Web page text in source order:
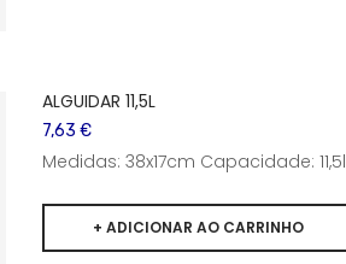
ALGUIDAR 11,5L
7,63 €
Medidas: 38x17cm Capacidade: 11,5l